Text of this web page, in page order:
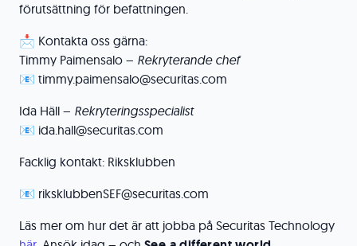
förutsättning för befattningen.
📩 Kontakta oss gärna:
Timmy Paimensalo – Rekryterande chef
📧 timmy.paimensalo@securitas.com
Ida Häll – Rekryteringsspecialist
📧 ida.hall@securitas.com
Facklig kontakt: Riksklubben
📧 riksklubbenSEF@securitas.com
Läs mer om hur det är att jobba på Securitas Technology